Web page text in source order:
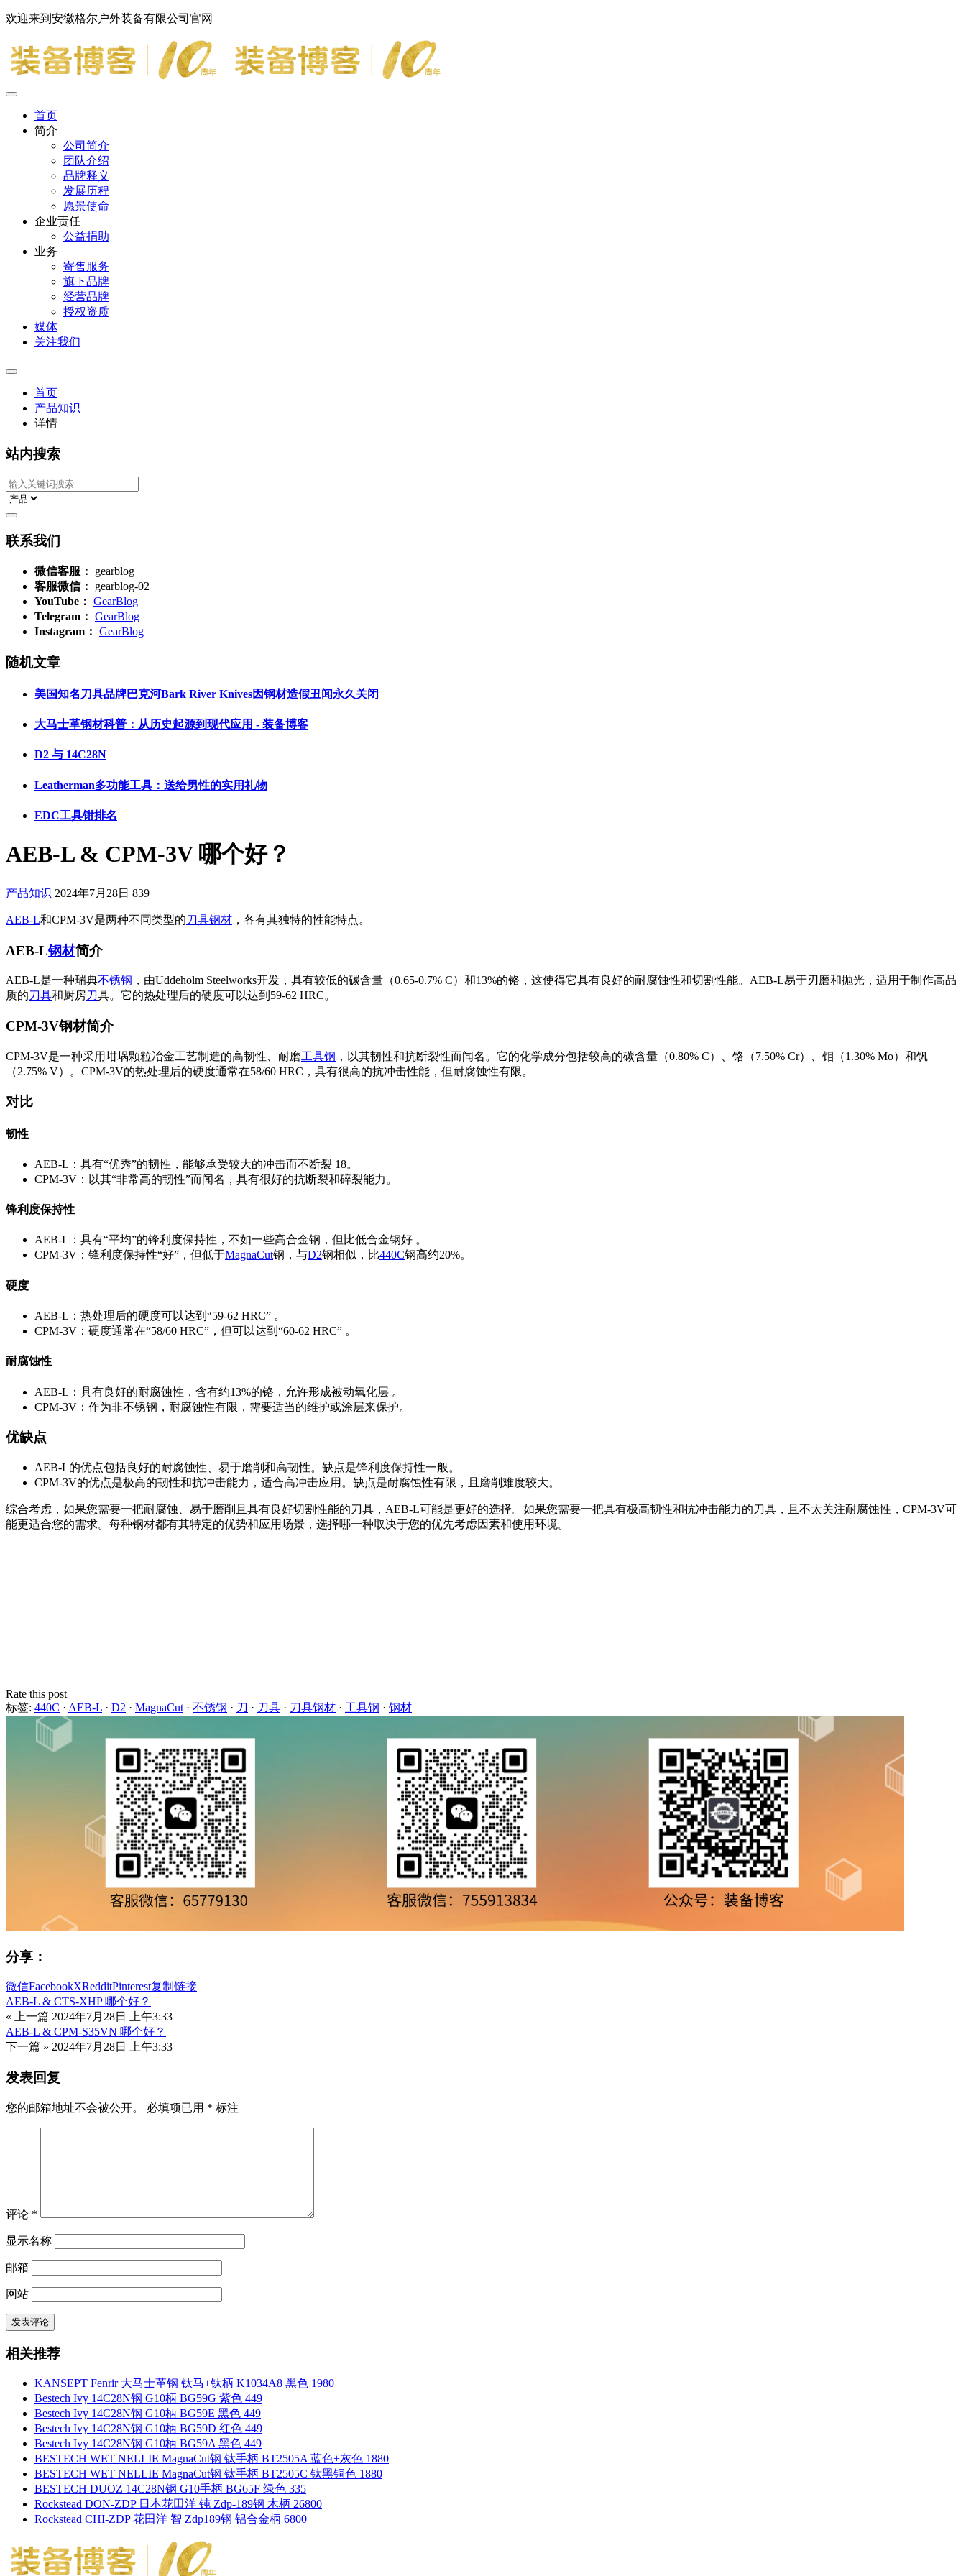
欢迎来到安徽格尔户外装备有限公司官网
首页
简介
公司简介
团队介绍
品牌释义
发展历程
愿景使命
企业责任
公益捐助
业务
寄售服务
旗下品牌
经营品牌
授权资质
媒体
关注我们
首页
产品知识
详情
站内搜索
联系我们
微信客服：
gearblog
客服微信：
gearblog-02
YouTube： GearBlog
Telegram： GearBlog
Instagram： GearBlog
随机文章
美国知名刀具品牌巴克河Bark River Knives因钢材造假丑闻永久关闭
大马士革钢材科普：从历史起源到现代应用 - 装备博客
D2 与 14C28N
Leatherman多功能工具：送给男性的实用礼物
EDC工具钳排名
AEB-L & CPM-3V 哪个好？
产品知识 2024年7月28日 839
AEB-L和CPM-3V是两种不同类型的刀具钢材 ，各有其独特的性能特点。
AEB-L钢材简介
AEB-L是一种瑞典不锈钢 ，由Uddeholm Steelworks开发，具有较低的碳含量（0.65-0.7% C）和13%的铬，这使得它具有良好的耐腐蚀性和切割性能。AEB-L易于刃磨和抛光，适用于制作高品
质的刀具和厨房刀具。它的热处理后的硬度可以达到59-62 HRC。
CPM-3V钢材简介
CPM-3V是一种采用坩埚颗粒冶金工艺制造的高韧性、耐磨工具钢 ，以其韧性和抗断裂性而闻名。它的化学成分包括较高的碳含量（0.80% C）、铬（7.50% Cr）、钼（1.30% Mo）和钒
（2.75% V）。CPM-3V的热处理后的硬度通常在58/60 HRC，具有很高的抗冲击性能，但耐腐蚀性有限。
对比
韧性
AEB-L：具有“优秀”的韧性，能够承受较大的冲击而不断裂 18。
CPM-3V：以其“非常高的韧性”而闻名，具有很好的抗断裂和碎裂能力。
锋利度保持性
AEB-L：具有“平均”的锋利度保持性，不如一些高合金钢，但比低合金钢好 。
CPM-3V：锋利度保持性“好”，但低于MagnaCut钢，与D2钢相似，比440C钢高约20%。
硬度
AEB-L：热处理后的硬度可以达到“59-62 HRC” 。
CPM-3V：硬度通常在“58/60 HRC”，但可以达到“60-62 HRC” 。
耐腐蚀性
AEB-L：具有良好的耐腐蚀性，含有约13%的铬，允许形成被动氧化层 。
CPM-3V：作为非不锈钢，耐腐蚀性有限，需要适当的维护或涂层来保护。
优缺点
AEB-L的优点包括良好的耐腐蚀性、易于磨削和高韧性。缺点是锋利度保持性一般。
CPM-3V的优点是极高的韧性和抗冲击能力，适合高冲击应用。缺点是耐腐蚀性有限，且磨削难度较大。
综合考虑，如果您需要一把耐腐蚀、易于磨削且具有良好切割性能的刀具，AEB-L可能是更好的选择。如果您需要一把具有极高韧性和抗冲击能力的刀具，且不太关注耐腐蚀性，CPM-3V可
能更适合您的需求。每种钢材都有其特定的优势和应用场景，选择哪一种取决于您的优先考虑因素和使用环境。
Rate this post
标签: 440C · AEB-L · D2 · MagnaCut · 不锈钢 · 刀 · 刀具 · 刀具钢材 · 工具钢 · 钢材
分享：
微信FacebookXRedditPinterest复制链接
AEB-L & CTS-XHP 哪个好？
« 上一篇 2024年7月28日 上午3:33
AEB-L & CPM-S35VN 哪个好？
下一篇 » 2024年7月28日 上午3:33
发表回复
您的邮箱地址不会被公开。 必填项已用 * 标注
评论 *
显示名称
邮箱
网站
相关推荐
KANSEPT Fenrir 大马士革钢 钛马+钛柄 K1034A8 黑色 1980
Bestech Ivy 14C28N钢 G10柄 BG59G 紫色 449
Bestech Ivy 14C28N钢 G10柄 BG59E 黑色 449
Bestech Ivy 14C28N钢 G10柄 BG59D 红色 449
Bestech Ivy 14C28N钢 G10柄 BG59A 黑色 449
BESTECH WET NELLIE MagnaCut钢 钛手柄 BT2505A 蓝色+灰色 1880
BESTECH WET NELLIE MagnaCut钢 钛手柄 BT2505C 钛黑铜色 1880
BESTECH DUOZ 14C28N钢 G10手柄 BG65F 绿色 335
Rockstead DON-ZDP 日本花田洋 钝 Zdp-189钢 木柄 26800
Rockstead CHI-ZDP 花田洋 智 Zdp189钢 铝合金柄 6800